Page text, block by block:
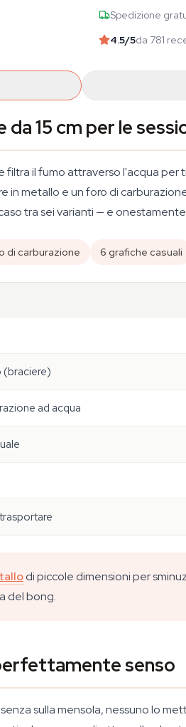
Spedizione
4.5/5da 781
15 cm per le
il fumo attraverso l'acqua
in metallo e un foro di
tra sei varianti — e
di carburazione 6 grafiche casuali
ad acqua
di piccole dimensioni per
del bong.
senso
sulla mensola, nessuno lo